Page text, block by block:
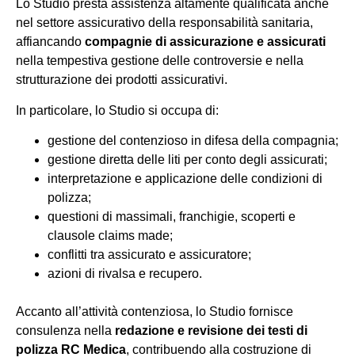
Lo Studio presta assistenza altamente qualificata anche
nel settore assicurativo della responsabilità sanitaria,
affiancando compagnie di assicurazione e assicurati
nella tempestiva gestione delle controversie e nella
strutturazione dei prodotti assicurativi.
In particolare, lo Studio si occupa di:
gestione del contenzioso in difesa della compagnia;
gestione diretta delle liti per conto degli assicurati;
interpretazione e applicazione delle condizioni di
polizza;
questioni di massimali, franchigie, scoperti e
clausole claims made;
conflitti tra assicurato e assicuratore;
azioni di rivalsa e recupero.
Accanto all’attività contenziosa, lo Studio fornisce
consulenza nella redazione e revisione dei testi di
polizza RC Medica, contribuendo alla costruzione di